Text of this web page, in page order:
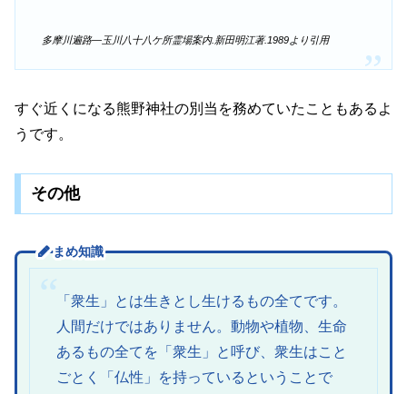
多摩川遍路―玉川八十八ケ所霊場案内.新田明江著.1989より引用
すぐ近くになる熊野神社の別当を務めていたこともあるよ
うです。
その他
まめ知識
「衆生」とは生きとし生けるもの全てです。
人間だけではありません。動物や植物、生命
あるもの全てを「衆生」と呼び、衆生はこと
ごとく「仏性」を持っているということで